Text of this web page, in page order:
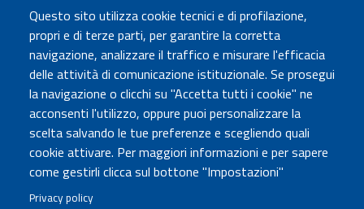
Questo sito utilizza cookie tecnici e di profilazione,
propri e di terze parti, per garantire la corretta
navigazione, analizzare il traffico e misurare l'efficacia
delle attività di comunicazione istituzionale. Se prosegui
la navigazione o clicchi su "Accetta tutti i cookie" ne
acconsenti l'utilizzo, oppure puoi personalizzare la
scelta salvando le tue preferenze e scegliendo quali
cookie attivare. Per maggiori informazioni e per sapere
come gestirli clicca sul bottone "Impostazioni"
Privacy policy
Amministrazione Trasparente
Atti di notifica
Albo online
Concorsi
COMUNICA CON NOI
Urp
Posta elettronica certificata
Sedi e contatti